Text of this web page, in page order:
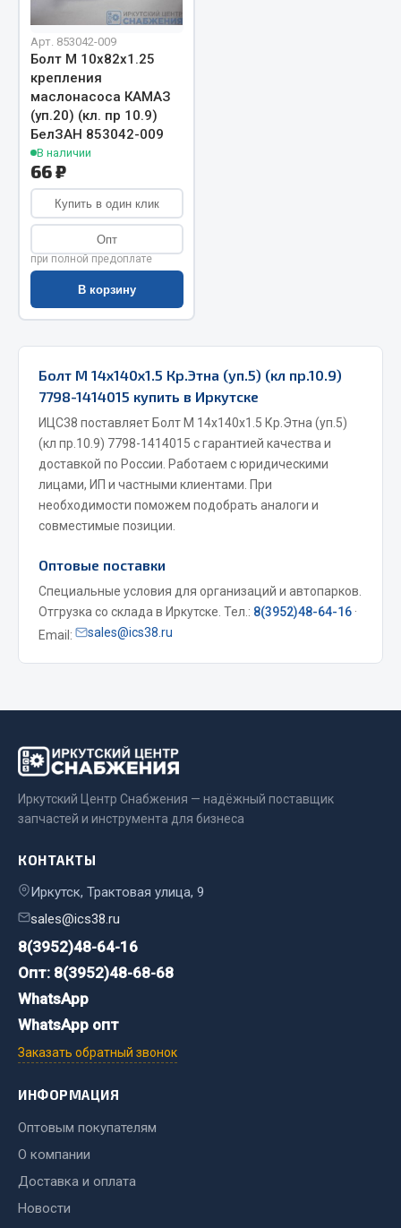
Запчасти на полуприцепы
Амортизаторы для полуприцепов
Весь раздел
Запчасти КамАЗ
Двигатель
Система питания
Система выпуска газа
Система охлаждения
Коробка передач
Коробка передач ZF
Показать ещё
Весь раздел
Запчасти МАЗ
Подвеска
Тормозная система
Двери
Окно ветровое
Двигатель
Весь раздел
Запчасти Урал
Двигатель
Мост задний
Система питания
Система охлаждения
Сцепление
Тормозная система
Запчасти ЯМЗ
Двигатель
Система питания
Арт. 853042-009
Болт М 10х82х1.25
крепления
маслонасоса КАМАЗ
(уп.20) (кл. пр 10.9)
БелЗАН 853042-009
В наличии
66 ₽
Купить в один клик
Опт
при полной предоплате
В корзину
Болт М 14х140х1.5 Кр.Этна (уп.5) (кл пр.10.9)
7798-1414015 купить в Иркутске
ИЦС38 поставляет Болт М 14х140х1.5 Кр.Этна (уп.5)
(кл пр.10.9) 7798-1414015 с гарантией качества и
доставкой по России. Работаем с юридическими
лицами, ИП и частными клиентами. При
необходимости поможем подобрать аналоги и
совместимые позиции.
Оптовые поставки
Специальные условия для организаций и автопарков.
Отгрузка со склада в Иркутске. Тел.: 8(3952)48-64-16 ·
Email:
sales@ics38.ru
Иркутский Центр Снабжения — надёжный поставщик
запчастей и инструмента для бизнеса
КОНТАКТЫ
Иркутск, Трактовая улица, 9
sales@ics38.ru
8(3952)48-64-16
Опт: 8(3952)48-68-68
WhatsApp
WhatsApp опт
Заказать обратный звонок
ИНФОРМАЦИЯ
Оптовым покупателям
О компании
Доставка и оплата
Новости